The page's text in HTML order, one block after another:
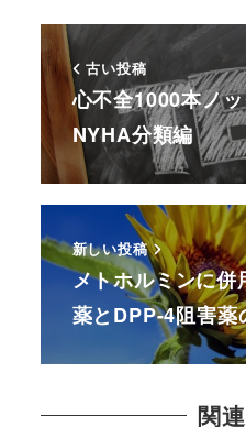
古い投稿
心不全1000本ノ
NYHA分類編
新しい投稿
メトホルミンに併
薬とDPP-4阻害
関